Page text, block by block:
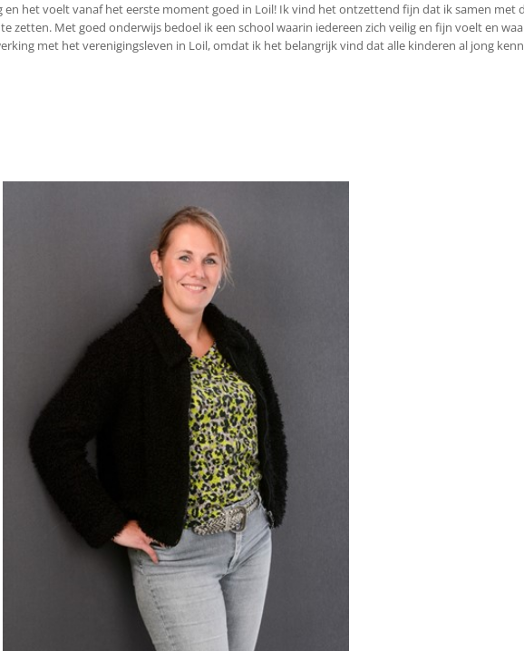
en het voelt vanaf het eerste moment goed in Loil! Ik vind het ontzettend fijn dat ik samen met
zetten. Met goed onderwijs bedoel ik een school waarin iedereen zich veilig en fijn voelt en
met het verenigingsleven in Loil, omdat ik het belangrijk vind dat alle kinderen al jong